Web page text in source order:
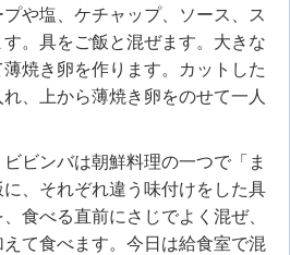
や塩、ケチャップ、ソース、ス
。具をご飯と混ぜます。大きな
焼き卵を作ります。カットした
、上から薄焼き卵をのせて一人
ビビンバは朝鮮料理の一つで「ま
、それぞれ違う味付けをした具
食べる直前にさじでよく混ぜ、
て食べます。今日は給食室で混